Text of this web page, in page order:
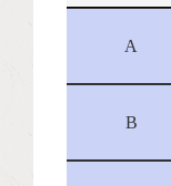
A
B